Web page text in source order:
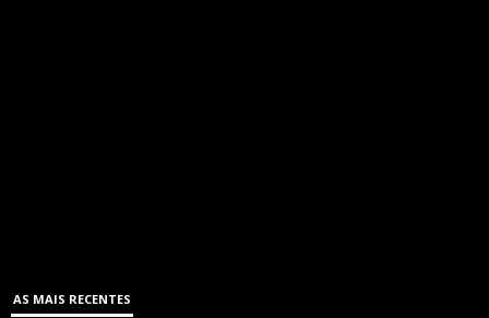
AS MAIS RECENTES